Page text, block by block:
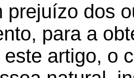
prejuízo dos
para a
artigo, o